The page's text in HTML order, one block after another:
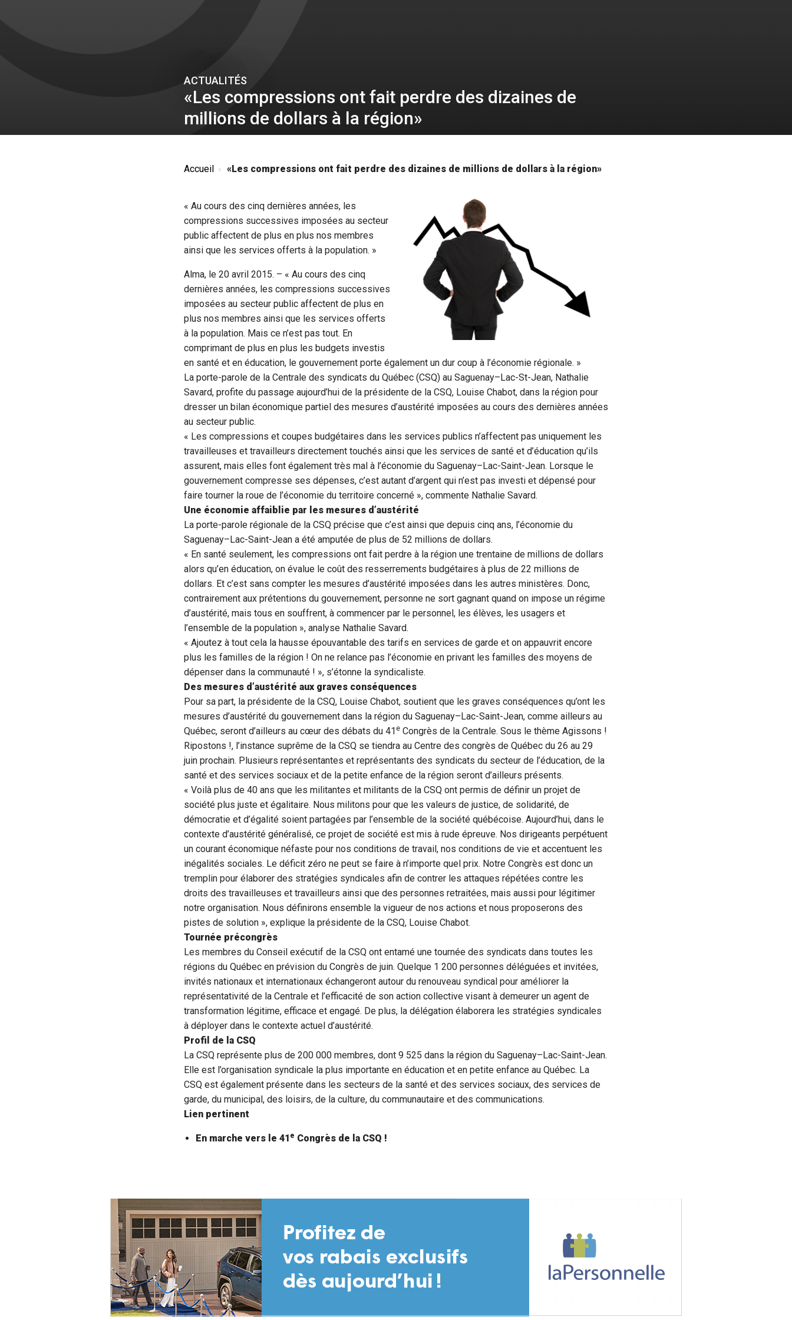
ACTUALITÉS
«Les compressions ont fait perdre des dizaines de
millions de dollars à la région»
Accueil «Les compressions ont fait perdre des dizaines de millions de dollars à la région»
« Au cours des cinq dernières années, les
compressions successives imposées au secteur
public affectent de plus en plus nos membres
ainsi que les services offerts à la population. »
Alma, le 20 avril 2015. – « Au cours des cinq
dernières années, les compressions successives
imposées au secteur public affectent de plus en
plus nos membres ainsi que les services offerts
à la population. Mais ce n’est pas tout. En
comprimant de plus en plus les budgets investis
en santé et en éducation, le gouvernement porte également un dur coup à l’économie régionale. »
La porte-parole de la Centrale des syndicats du Québec (CSQ) au Saguenay–Lac-St-Jean, Nathalie
Savard, profite du passage aujourd’hui de la présidente de la CSQ, Louise Chabot, dans la région pour
dresser un bilan économique partiel des mesures d’austérité imposées au cours des dernières années
au secteur public.
« Les compressions et coupes budgétaires dans les services publics n’affectent pas uniquement les
travailleuses et travailleurs directement touchés ainsi que les services de santé et d’éducation qu’ils
assurent, mais elles font également très mal à l’économie du Saguenay–Lac-Saint-Jean. Lorsque le
gouvernement compresse ses dépenses, c’est autant d’argent qui n’est pas investi et dépensé pour
faire tourner la roue de l’économie du territoire concerné », commente Nathalie Savard.
Une économie affaiblie par les mesures d’austérité
La porte-parole régionale de la CSQ précise que c’est ainsi que depuis cinq ans, l’économie du
Saguenay–Lac-Saint-Jean a été amputée de plus de 52 millions de dollars.
« En santé seulement, les compressions ont fait perdre à la région une trentaine de millions de dollars
alors qu’en éducation, on évalue le coût des resserrements budgétaires à plus de 22 millions de
dollars. Et c’est sans compter les mesures d’austérité imposées dans les autres ministères. Donc,
contrairement aux prétentions du gouvernement, personne ne sort gagnant quand on impose un régime
d’austérité, mais tous en souffrent, à commencer par le personnel, les élèves, les usagers et
l’ensemble de la population », analyse Nathalie Savard.
« Ajoutez à tout cela la hausse épouvantable des tarifs en services de garde et on appauvrit encore
plus les familles de la région ! On ne relance pas l’économie en privant les familles des moyens de
dépenser dans la communauté ! », s’étonne la syndicaliste.
Des mesures d’austérité aux graves conséquences
Pour sa part, la présidente de la CSQ, Louise Chabot, soutient que les graves conséquences qu’ont les
mesures d’austérité du gouvernement dans la région du Saguenay–Lac-Saint-Jean, comme ailleurs au
Québec, seront d’ailleurs au cœur des débats du 41 e Congrès de la Centrale. Sous le thème Agissons !
Ripostons !, l’instance suprême de la CSQ se tiendra au Centre des congrès de Québec du 26 au 29
juin prochain. Plusieurs représentantes et représentants des syndicats du secteur de l’éducation, de la
santé et des services sociaux et de la petite enfance de la région seront d’ailleurs présents.
« Voilà plus de 40 ans que les militantes et militants de la CSQ ont permis de définir un projet de
société plus juste et égalitaire. Nous militons pour que les valeurs de justice, de solidarité, de
démocratie et d’égalité soient partagées par l’ensemble de la société québécoise. Aujourd’hui, dans le
contexte d’austérité généralisé, ce projet de société est mis à rude épreuve. Nos dirigeants perpétuent
un courant économique néfaste pour nos conditions de travail, nos conditions de vie et accentuent les
inégalités sociales. Le déficit zéro ne peut se faire à n’importe quel prix. Notre Congrès est donc un
tremplin pour élaborer des stratégies syndicales afin de contrer les attaques répétées contre les
droits des travailleuses et travailleurs ainsi que des personnes retraitées, mais aussi pour légitimer
notre organisation. Nous définirons ensemble la vigueur de nos actions et nous proposerons des
pistes de solution », explique la présidente de la CSQ, Louise Chabot.
Tournée précongrès
Les membres du Conseil exécutif de la CSQ ont entamé une tournée des syndicats dans toutes les
régions du Québec en prévision du Congrès de juin. Quelque 1 200 personnes déléguées et invitées,
invités nationaux et internationaux échangeront autour du renouveau syndical pour améliorer la
représentativité de la Centrale et l’efficacité de son action collective visant à demeurer un agent de
transformation légitime, efficace et engagé. De plus, la délégation élaborera les stratégies syndicales
à déployer dans le contexte actuel d’austérité.
Profil de la CSQ
La CSQ représente plus de 200 000 membres, dont 9 525 dans la région du Saguenay–Lac-Saint-Jean.
Elle est l’organisation syndicale la plus importante en éducation et en petite enfance au Québec. La
CSQ est également présente dans les secteurs de la santé et des services sociaux, des services de
garde, du municipal, des loisirs, de la culture, du communautaire et des communications.
Lien pertinent
En marche vers le 41 e Congrès de la CSQ !